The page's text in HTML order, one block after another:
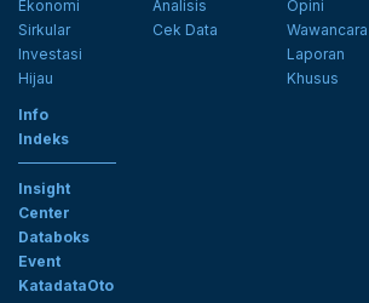
Ekonomi
Sirkular
Investasi
Hijau
Analisis
Cek Data
Opini
Wawancara
Laporan
Khusus
Info
Indeks
Insight
Center
Databoks
Event
KatadataOto